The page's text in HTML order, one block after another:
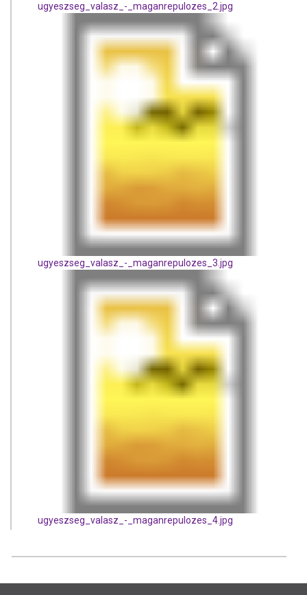
ugyeszseg_valasz_-_maganrepulozes_2.jpg
ugyeszseg_valasz_-_maganrepulozes_3.jpg
ugyeszseg_valasz_-_maganrepulozes_4.jpg